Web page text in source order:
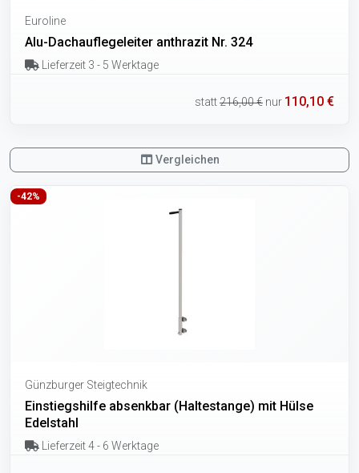
Euroline
Alu-Dachauflegeleiter anthrazit Nr. 324
Lieferzeit 3 - 5 Werktage
statt216,00 € nur 110,10 €
Vergleichen
-42%
Günzburger Steigtechnik
Einstiegshilfe absenkbar (Haltestange) mit Hülse
Edelstahl
Lieferzeit 4 - 6 Werktage